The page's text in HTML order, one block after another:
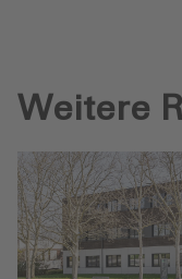
Weitere